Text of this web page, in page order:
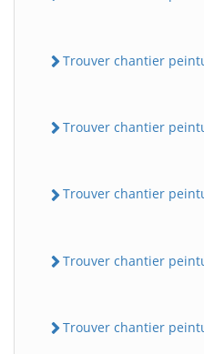
Trouver chantier
Trouver chantier
Trouver chantier
Trouver chantier
Trouver chantier